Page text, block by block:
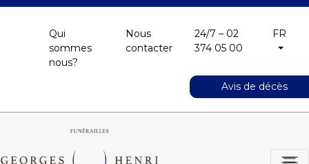
Qui
sommes
nous?
Nous
contacter
24/7 – 02
374 05 00
FR
Avis de décès